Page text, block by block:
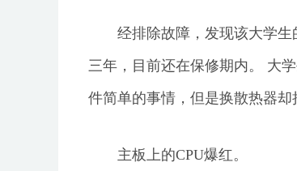
经排除故障，发现该大学
三年，目前还在保修期内。 大
件简单的事情，但是换散热器却
主板上的CPU爆红。